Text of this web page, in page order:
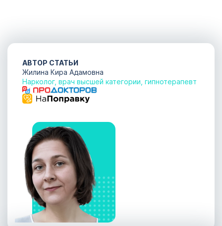
АВТОР СТАТЬИ
Жилина Кира Адамовна
Нарколог, врач высшей категории, гипнотерапевт